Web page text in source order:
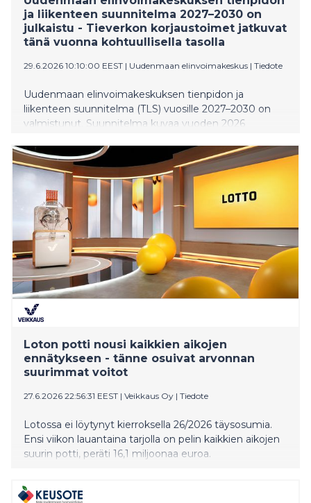
ja liikenteen suunnitelma 2027–2030 on
julkaistu - Tieverkon korjaustoimet jatkuvat
tänä vuonna kohtuullisella tasolla
29.6.2026 10:10:00 EEST | Uudenmaan elinvoimakeskus | Tiedote
Uudenmaan elinvoimakeskuksen tienpidon ja
liikenteen suunnitelma (TLS) vuosille 2027–2030 on
valmistunut. Suunnitelma kuvaa vuoden 2026
näkymiä. Se on julkaistu digitaalisesti osoitteessa
www.tienpidonsuunnitelma.fi suomeksi ja ruotsiksi.
Loton potti nousi kaikkien aikojen
ennätykseen - tänne osuivat arvonnan
suurimmat voitot
27.6.2026 22:56:31 EEST | Veikkaus Oy | Tiedote
Lotossa ei löytynyt kierroksella 26/2026 täysosumia.
Ensi viikon lauantaina tarjolla on pelin kaikkien aikojen
suurin potti, peräti 16,1 miljoonaa euroa.